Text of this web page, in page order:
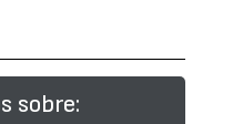
sobre: